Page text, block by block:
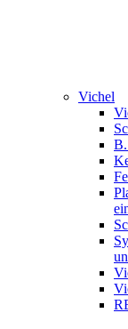
Vichel